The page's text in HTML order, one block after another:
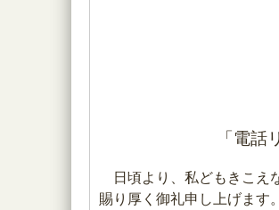
「電
日頃より、私どもきこえ
賜り厚く御礼申し上げます。